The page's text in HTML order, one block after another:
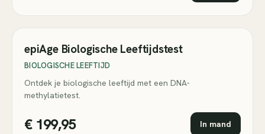
epiAge Biologische Leeftijdstest
BIOLOGISCHE LEEFTIJD
Ontdek je biologische leeftijd met een DNA-
methylatietest.
€ 199,95 In mand